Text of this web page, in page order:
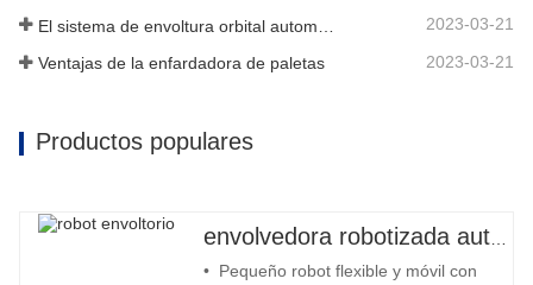
2023-03-21
Ventajas de la enfardadora de paletas 2023-03-21
Productos populares
• Pequeño robot flexible y móvil con